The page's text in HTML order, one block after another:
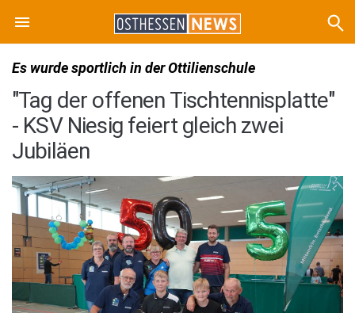
Es wurde sportlich in der Ottilienschule
"Tag der offenen Tischtennisplatte"
- KSV Niesig feiert gleich zwei
Jubiläen